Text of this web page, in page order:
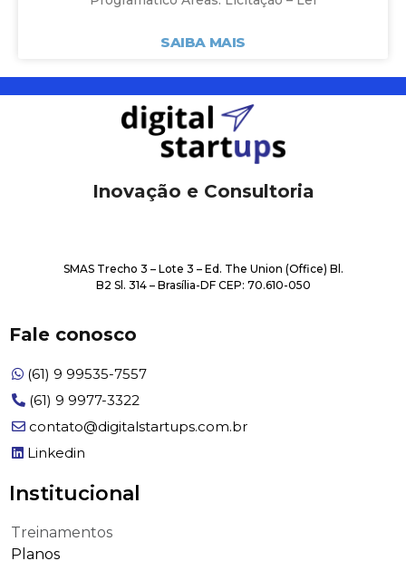
SAIBA MAIS
Inovação e Consultoria
SMAS Trecho 3 – Lote 3 – Ed. The Union (Office) Bl.
B2 Sl. 314 – Brasília-DF CEP: 70.610-050
Fale conosco​
(61) 9 99535-7557
(61) 9 9977-3322
contato@digitalstartups.com.br
Linkedin
Institucional​
Treinamentos
Planos